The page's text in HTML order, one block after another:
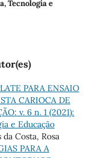
Tecnologia e
PARA ENSAIO
CARIOCA DE
v. 6 n. 1 (2021):
e Educação
Costa, Rosa
PARA A